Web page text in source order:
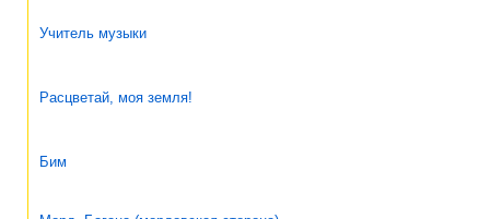
Учитель музыки
Расцветай, моя земля!
Бим